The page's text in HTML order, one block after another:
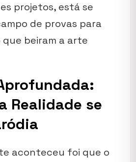
projetos, está se
de provas para
que beiram a arte
Realidade se
aconteceu foi que o